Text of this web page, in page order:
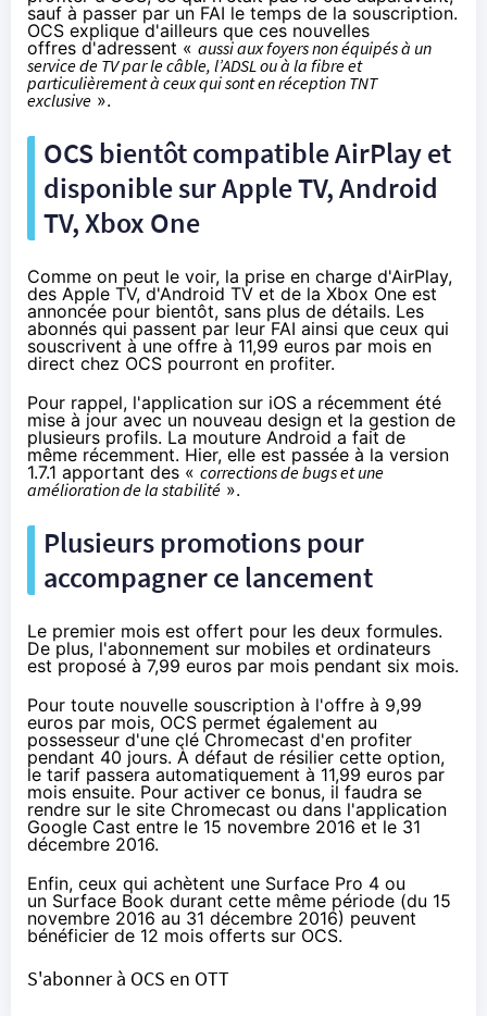
sauf à passer par un FAI le temps de la souscription.
OCS explique d'ailleurs que ces nouvelles
offres d'adressent « aussi aux foyers non équipés à un
service de TV par le câble, l’ADSL ou à la fibreet
particulièrement à ceux qui sont en réception TNT
exclusive ».
OCS bientôt compatible AirPlay et
disponible sur Apple TV, Android
TV,Xbox One
Comme on peut le voir, la prise en charge d'AirPlay,
des Apple TV, d'Android TV et de la Xbox One est
annoncée pour bientôt, sans plus de détails. Les
abonnés qui passent par leurFAI ainsi que ceux qui
souscrivent à une offre à 11,99 euros par mois en
direct chez OCS pourront en profiter.
Pour rappel, l'application sur iOS a récemment été
mise à jour avec un nouveau design et la gestion de
plusieurs profils. La mouture Android a fait de
même récemment. Hier, elle est passée à la version
1.7.1 apportant des « corrections de bugs et une
amélioration de la stabilité ».
Plusieurs promotions pour
accompagner ce lancement
Le premier mois est offert pour les deux formules.
De plus, l'abonnement sur mobiles et ordinateurs
est proposé à 7,99 euros par mois pendant six mois.
Pour toute nouvelle souscription à l'offre à 9,99
euros par mois, OCS permet également au
possesseur d'une cléChromecast d'en profiter
pendant 40 jours. À défaut de résilier cette option,
le tarif passera automatiquement à 11,99 euros par
mois ensuite. Pour activer ce bonus, il faudra se
rendre sur le site Chromecast ou dans l'application
Google Cast entre le 15 novembre 2016 et le 31
décembre 2016.
Enfin, ceux qui achètent une Surface Pro 4 ou
un Surface Book durant cette même période (du 15
novembre 2016 au 31 décembre 2016) peuvent
bénéficier de 12 mois offerts sur OCS.
S'abonner à OCS en OTT